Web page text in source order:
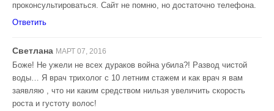
проконсультироваться. Сайт не помню, но достаточно телефона.
Ответить
Светлана МАРТ 07, 2016
Боже! Не ужели не всех дураков война убила?! Развод чистой
воды… Я врач трихолог с 10 летним стажем и как врач я вам
заявляю , что ни каким средством нильзя увеличить скорость
роста и густоту волос!